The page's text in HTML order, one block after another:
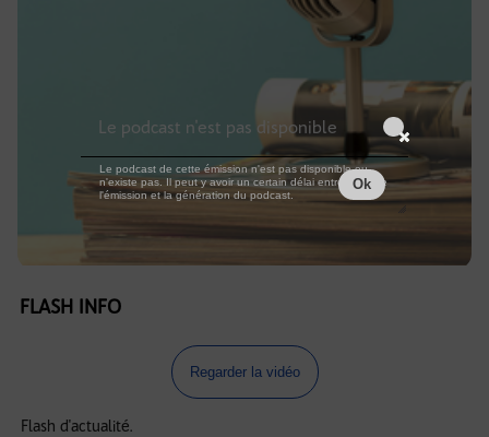
FLASH INFO
Regarder la vidéo
Flash d'actualité.
Le podcast n'est pas disponible
Le podcast de cette émission n'est pas disponible ou
n'existe pas. Il peut y avoir un certain délai entre la fin de
l'émission et la génération du podcast.
Ok